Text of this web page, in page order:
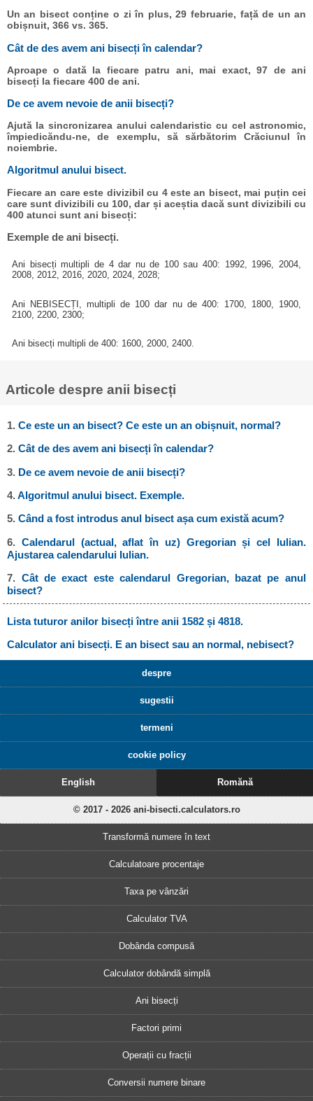
Un an bisect conține o zi în plus, 29 februarie, față de un an
obișnuit, 366 vs. 365.
Cât de des avem ani bisecți în calendar?
Aproape o dată la fiecare patru ani, mai exact, 97 de ani
bisecți la fiecare 400 de ani.
De ce avem nevoie de anii bisecți?
Ajută la sincronizarea anului calendaristic cu cel astronomic,
împiedicăndu-ne, de exemplu, să sărbătorim Crăciunul în
noiembrie.
Algoritmul anului bisect.
Fiecare an care este divizibil cu 4 este an bisect, mai puțin cei
care sunt divizibili cu 100, dar și aceștia dacă sunt divizibili cu
400 atunci sunt ani bisecți:
Exemple de ani bisecți.
Ani bisecți multipli de 4 dar nu de 100 sau 400: 1992, 1996, 2004,
2008, 2012, 2016, 2020, 2024, 2028;
Ani NEBISECȚI, multipli de 100 dar nu de 400: 1700, 1800, 1900,
2100, 2200, 2300;
Ani bisecți multipli de 400: 1600, 2000, 2400.
Articole despre anii bisecți
1.Ce este un an bisect? Ce este un an obișnuit, normal?
2.Cât de des avem ani bisecți în calendar?
3. De ce avem nevoie de anii bisecți?
4.Algoritmul anului bisect. Exemple.
5.Când a fost introdus anul bisect așa cum există acum?
6. Calendarul (actual, aflat în uz) Gregorian și cel Iulian.
Ajustarea calendarului Iulian.
7. Cât de exact este calendarul Gregorian, bazat pe anul
bisect?
Lista tuturor anilor bisecți între anii 1582 și 4818.
Calculator ani bisecți. E an bisect sau an normal, nebisect?
despre
sugestii
termeni
cookie policy
English Romănă
© 2017 - 2026 ani-bisecti.calculators.ro
Transformă numere în text
Calculatoare procentaje
Taxa pe vânzări
Calculator TVA
Dobânda compusă
Calculator dobândă simplă
Ani bisecți
Factori primi
Operații cu fracții
Conversii numere binare